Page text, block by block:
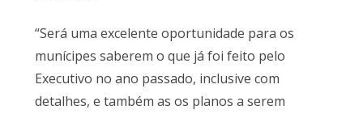
“Será uma excelente oportunidade para os
munícipes saberem o que já foi feito pelo
Executivo no ano passado, inclusive com
detalhes, e também as os planos a serem